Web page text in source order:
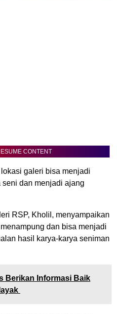
CONTENT
galeri bisa menjadi
dan menjadi ajang
RSP, Kholil, menyampaikan
dan bisa menjadi
hasil karya-karya seniman
Berikan Informasi Baik